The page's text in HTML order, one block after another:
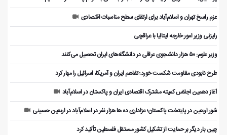
عزم راسخ تهران و اسلام‌آباد برای ارتقای سطح مناسبات اقتصادی
رایزنی وزیر امور خارجه ایتالیا با عراقچی
وزیر علوم: ۵۰ هزار دانشجوی عراقی در دانشگاه‌های ایران تحصیل می‌کنند
طرح نابودی مقاومت شکست خورد؛ تفاهم ایران و آمریکا، اسرائیل را مهار کرد
آغاز دهمین اجلاس کمیته مشترک اقتصادی ایران و پاکستان در اسلام‌آباد
شور اربعین در پایتخت پاکستان؛ عزاداری ده ها هزار نفر در اسلام‌آباد در اربعین حسینی
چین بار دیگر بر حمایت از تشکیل کشور مستقل فلسطین تأکید کرد